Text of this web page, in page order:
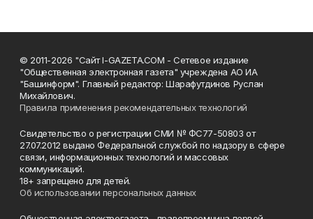
© 2011-2026 "Сайт I-GAZETA.COM - Сетевое издание
"Общественная электронная газета" учреждена АО ИА
"Башинформ". Главный редактор: Шарафутдинов Руслан
Михайлович.
Правила применения рекомендательных технологий
Свидетельство о регистрации СМИ № ФС77-50803 от
27.07.2012 выдано Федеральной службой по надзору в сфере
связи, информационных технологий и массовых
коммуникаций.
18+ запрещено для детей.
Об использовании персональных данных